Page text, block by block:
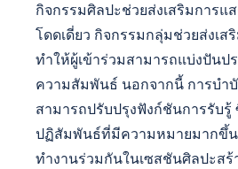
กิจกรรมศิลปะช่วยส่งเสริมการแ
โดดเดี่ยว กิจกรรมกลุ่มช่วยส่งเส
ทำให้ผู้เข้าร่วมสามารถแบ่งปันป
ความสัมพันธ์ นอกจากนี้ การบำ
สามารถปรับปรุงฟังก์ชันการรับ
ปฏิสัมพันธ์ที่มีความหมายมากขึ้น
ทำงานร่วมกันในเซสชันศิลปะสร้